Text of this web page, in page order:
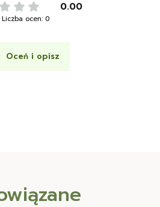
0.00
Liczba ocen: 0
Oceń i opisz